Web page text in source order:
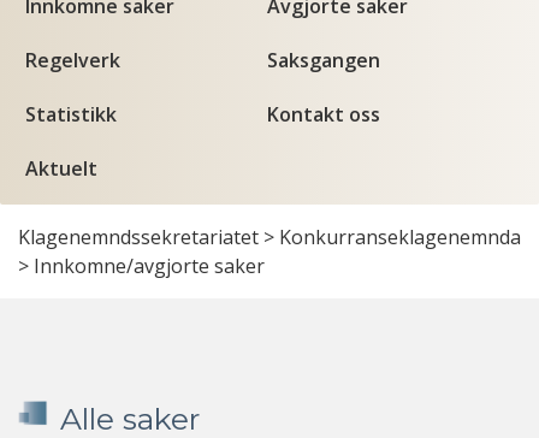
Innkomne saker Avgjorte saker
Regelverk Saksgangen
Statistikk Kontakt oss
Aktuelt
Klagenemndssekretariatet > Konkurranseklagenemnda
> Innkomne/avgjorte saker
Alle saker